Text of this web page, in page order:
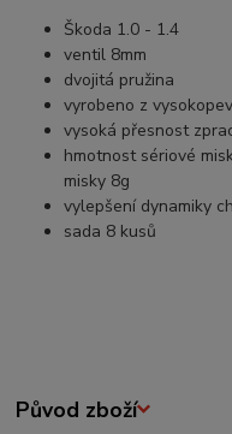
Škoda 1.0 - 1.4
ventil 8mm
dvojitá pružina
vyrobeno z
vysoká přesnost
hmotnost sériové
misky 8g
vylepšení dynamiky
sada 8 kusů
Původ zboží